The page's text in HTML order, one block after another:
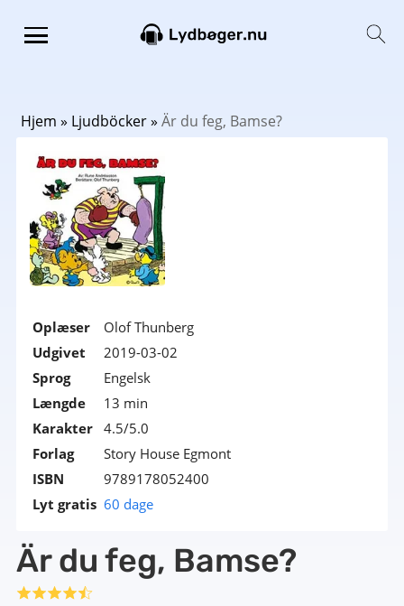
Hjem » Ljudböcker» Är du feg, Bamse?
Oplæser
Olof Thunberg
Udgivet
2019-03-02
Sprog
Engelsk
Længde
13 min
Karakter
4.5/5.0
Forlag
Story House Egmont
ISBN
9789178052400
Lyt gratis 60 dage
Är du feg, Bamse?